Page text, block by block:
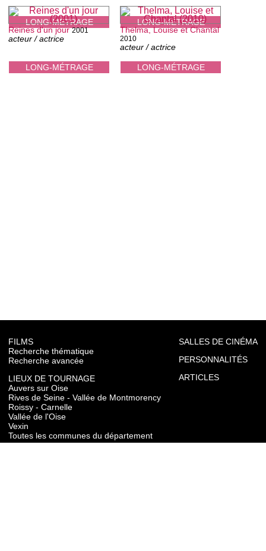
LONG-MÉTRAGE LONG-MÉTRAGE
LONG-MÉTRAGE
Reines d'un jour 2001
acteur / actrice
LONG-MÉTRAGE
Thelma, Louise et Chantal
2010
acteur / actrice
FILMS
Recherche thématique
Recherche avancée
LIEUX DE TOURNAGE
Auvers sur Oise
Rives de Seine - Vallée de Montmorency
Roissy - Carnelle
Vallée de l'Oise
Vexin
Toutes les communes du département
SALLES DE CINÉMA
PERSONNALITÉS
ARTICLES